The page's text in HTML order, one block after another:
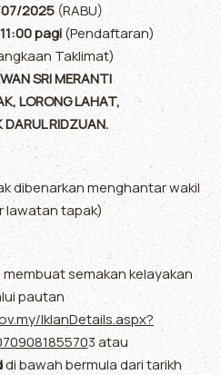
2025(RABU)
pagi(Pendaftaran)
Taklimat)
SRI MERANTI
LORONG LAHAT,
DARUL RIDZUAN.
dibenarkan menghantar wakil
lawatan tapak)
semakan kelayakan
pautan
IklanDetails.aspx?
3 atau
di bawah bermula dari tarikh